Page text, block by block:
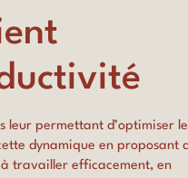
leur permettant d’optimiser
dynamique en proposant
travailler efficacement, en